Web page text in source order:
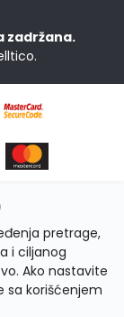
zadržana.
pretrage,
i ciljanog
Ako nastavite
sa korišćenjem